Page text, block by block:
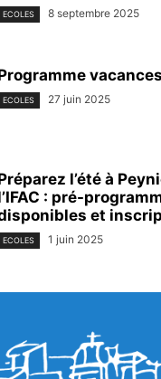
ECOLES 8 septembre 2025
ECOLES 27 juin 2025
l’été à
: pré-
et
ECOLES 1 juin 2025